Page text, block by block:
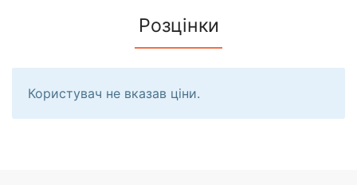
Розцінки
Користувач не вказав ціни.